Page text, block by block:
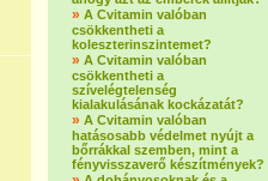
» A Cvitamin valóban
csökkentheti a
koleszterinszintemet?
» A Cvitamin valóban
csökkentheti a
szívelégtelenség
kialakulásának kockázatát?
» A Cvitamin valóban
hatásosabb védelmet nyújt a
bőrrákkal szemben, mint a
fényvisszaverő készítmények?